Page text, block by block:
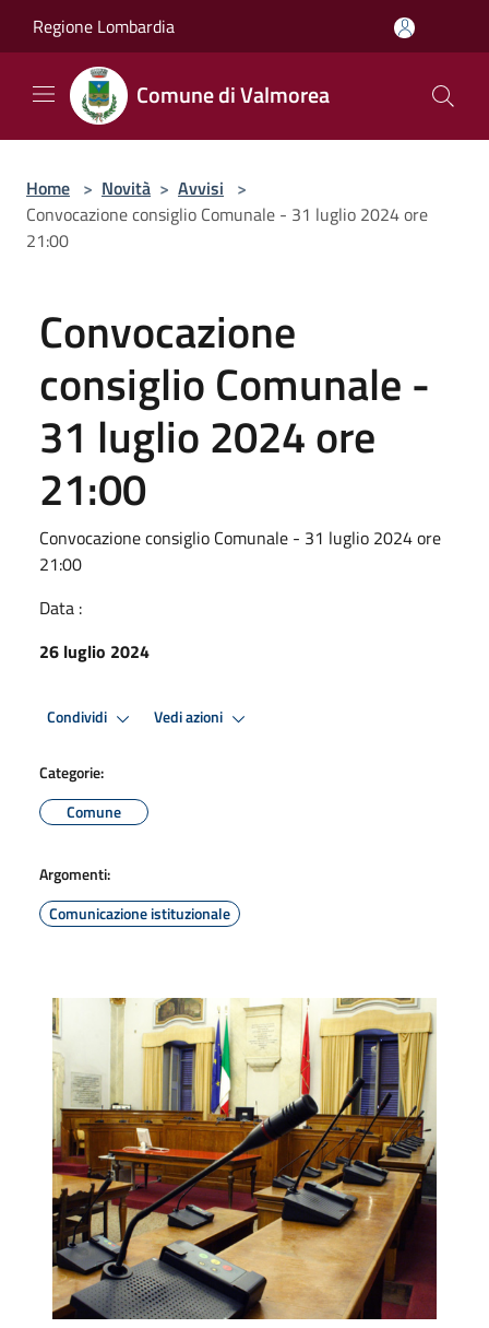
Regione Lombardia
Comune di Valmorea
Home > Novità > Avvisi >
Convocazione consiglio Comunale - 31 luglio 2024 ore
21:00
Convocazione
consiglio Comunale -
31 luglio 2024 ore
21:00
Convocazione consiglio Comunale - 31 luglio 2024 ore
21:00
Data :
26 luglio 2024
Condividi Vedi azioni
Categorie:
Comune
Argomenti:
Comunicazione istituzionale